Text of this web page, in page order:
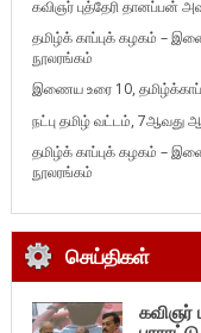
கவிஞர் புத்தேரி தானப்பன்
தமிழ்க் காப்புக் கழகம் –
நூலரங்கம்
இணைய உரை 10,
நட்பு தமிழ் வட்டம், 7ஆவது
தமிழ்க் காப்புக் கழகம் –
நூலரங்கம்
செய்திகள்
கவிஞர்